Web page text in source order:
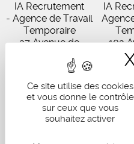
Ce site utilise des cookies
et vous donne le contrôle
sur ceux que vous
souhaitez activer
IA Recrutement
- Agence de Travail
Temporaire
27 Avenue de
Artigues-près-
05 56 67 48 57
Offres d'emploi -
Recrutement -
IA
102
05